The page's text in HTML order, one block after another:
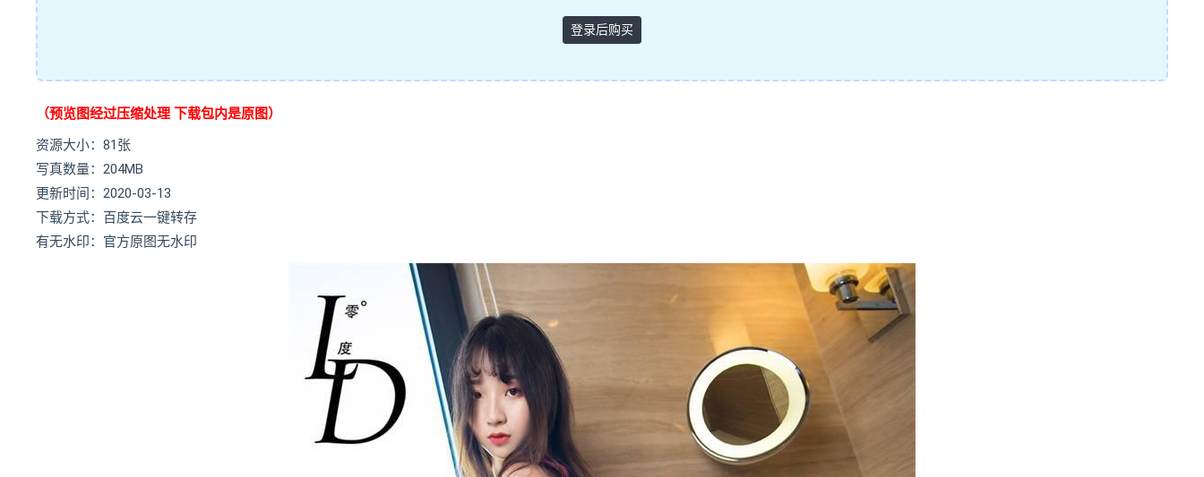
登录后购买
（预览图经过压缩处理 下载包内是原图）
资源大小：81张
写真数量：204MB
更新时间：2020-03-13
下载方式：百度云一键转存
有无水印：官方原图无水印